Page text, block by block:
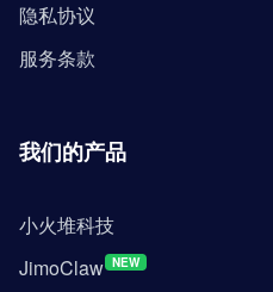
隐私协议
服务条款
我们的产品
小火堆科技
JimoClaw NEW